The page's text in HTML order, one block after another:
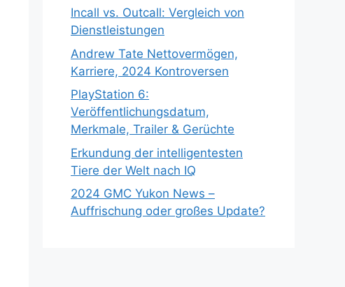
Incall vs. Outcall: Vergleich von
Dienstleistungen
Andrew Tate Nettovermögen,
Karriere, 2024 Kontroversen
PlayStation 6:
Veröffentlichungsdatum,
Merkmale, Trailer & Gerüchte
Erkundung der intelligentesten
Tiere der Welt nach IQ
2024 GMC Yukon News –
Auffrischung oder großes Update?